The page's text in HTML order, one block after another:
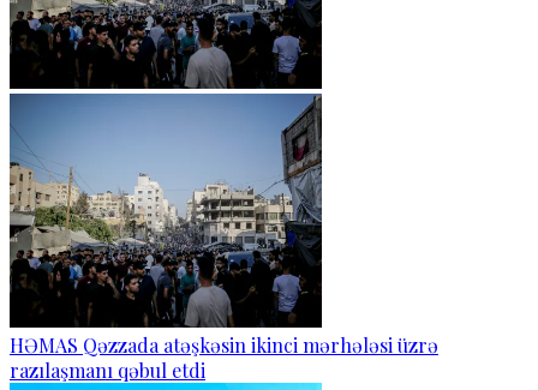
HƏMAS Qəzzada atəşkəsin ikinci mərhələsi üzrə
razılaşmanı qəbul etdi